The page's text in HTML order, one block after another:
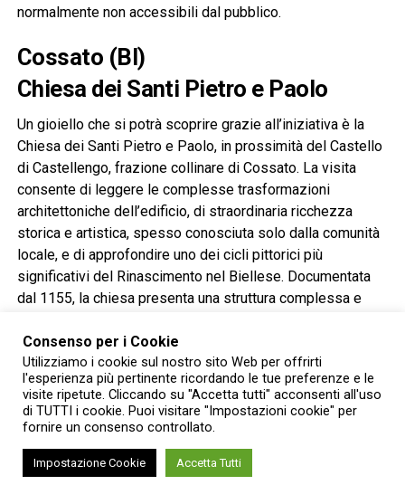
normalmente non accessibili dal pubblico.
Cossato (BI)
Chiesa dei Santi Pietro e Paolo
Un gioiello che si potrà scoprire grazie all’iniziativa è la
Chiesa dei Santi Pietro e Paolo, in prossimità del Castello
di Castellengo, frazione collinare di Cossato. La visita
consente di leggere le complesse trasformazioni
architettoniche dell’edificio, di straordinaria ricchezza
storica e artistica, spesso conosciuta solo dalla comunità
locale, e di approfondire uno dei cicli pittorici più
significativi del Rinascimento nel Biellese. Documentata
dal 1155, la chiesa presenta una struttura complessa e
ampliata in due fasi fino a raggiungere l’attuale impianto a
tre navate: quella destra gotica, quella sinistra
cinquecentesca, creando un raro esempio di asimmetria
stilistica. All’esterno si conserva un fregio gotico ad
archetti pensili in cotto. Nel XVIII secolo furono realizzati
il portico a quattro campate, il battistero e il coro,
quest’ultimo sproporzionato a causa di un progetto
Consenso per i Cookie
Utilizziamo i cookie sul nostro sito Web per offrirti
l'esperienza più pertinente ricordando le tue preferenze e le
visite ripetute. Cliccando su "Accetta tutti" acconsenti all'uso
di TUTTI i cookie. Puoi visitare "Impostazioni cookie" per
fornire un consenso controllato.
Impostazione Cookie Accetta Tutti